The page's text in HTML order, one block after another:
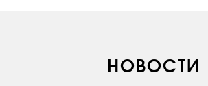
НОВОСТИ